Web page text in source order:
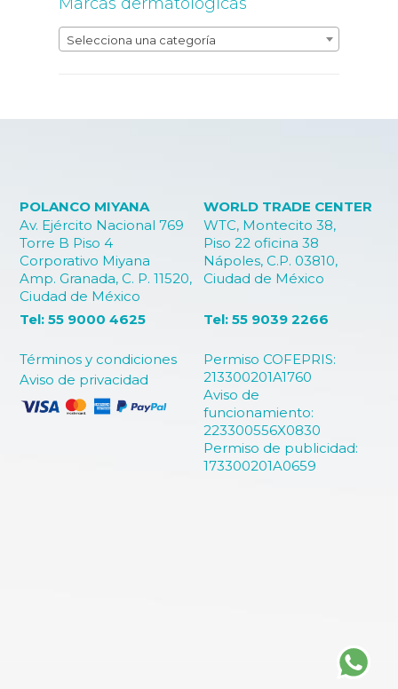
Selecciona una categoría
POLANCO MIYANA
Av. Ejército Nacional 769
Torre B Piso 4
Corporativo Miyana
Amp. Granada, C. P. 11520,
Ciudad de México
WORLD TRADE CENTER
WTC, Montecito 38,
Piso 22 oficina 38
Nápoles, C.P. 03810,
Ciudad de México
Términos y condiciones
Aviso de privacidad
Permiso COFEPRIS:
213300201A1760
Aviso de
funcionamiento:
223300556X0830
Permiso de publicidad:
173300201A0659
Tel: 55 9000 4625 Tel: 55 9039 2266